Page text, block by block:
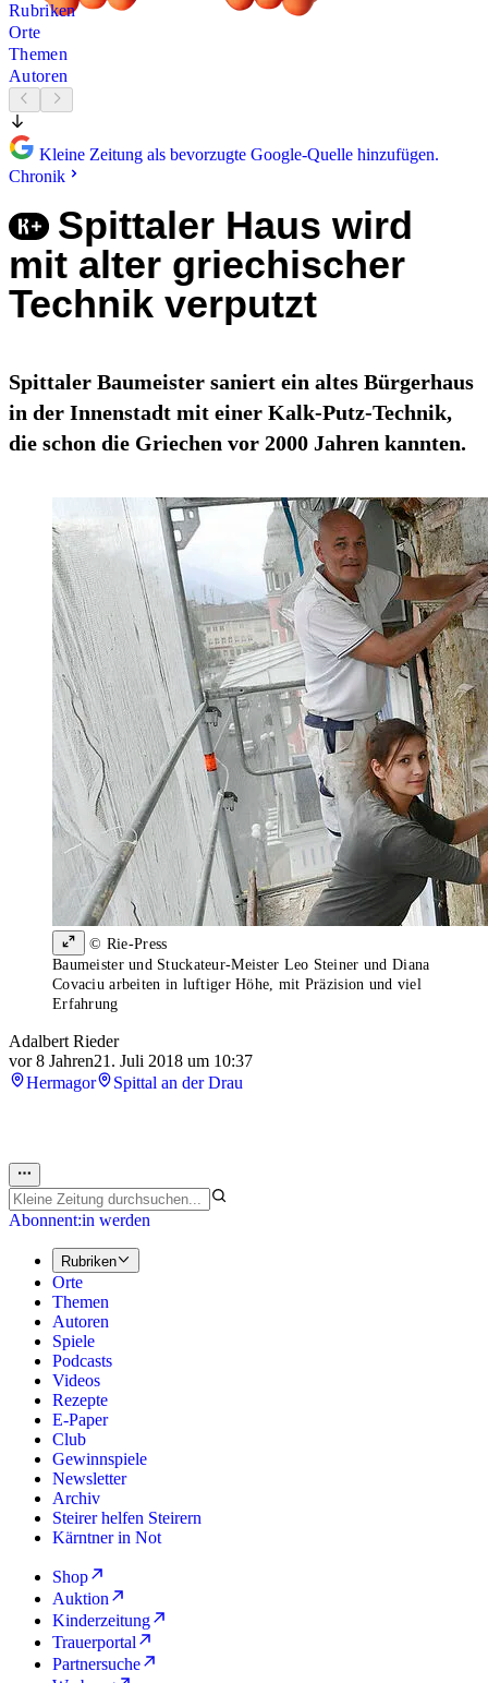
Rubriken
Orte
Themen
Autoren
Kleine Zeitung als bevorzugte Google-Quelle hinzufügen.
Chronik
Spittaler Haus wird
mit alter griechischer
Technik verputzt
Spittaler Baumeister saniert ein altes Bürgerhaus
in der Innenstadt mit einer Kalk-Putz-Technik,
die schon die Griechen vor 2000 Jahren kannten.
© Rie-Press
Baumeister und Stuckateur-Meister Leo Steiner und Diana
Covaciu arbeiten in luftiger Höhe, mit Präzision und viel
Erfahrung
Adalbert Rieder
vor 8 Jahren21. Juli 2018 um 10:37
Hermagor
Spittal an der Drau
Abonnent:in werden
Rubriken
Orte
Themen
Autoren
Spiele
Podcasts
Videos
Rezepte
E-Paper
Club
Gewinnspiele
Newsletter
Archiv
Steirer helfen Steirern
Kärntner in Not
Shop
Auktion
Kinderzeitung
Trauerportal
Partnersuche